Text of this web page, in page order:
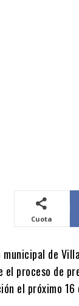
Cuota
de
proceso de
el próximo